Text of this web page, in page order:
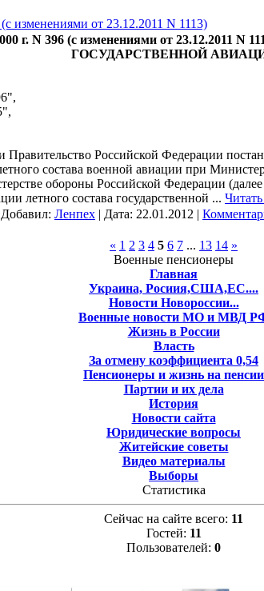
от 23.12.2011 N 1113)
г. N 396 (с изменениями от
ГОСУДАРСТВЕННОЙ
Российской Федерации
состава военной авиации при
обороны Российской Федерации
летного состава государственной ...
Ленпех | Дата: 22.01.2012 |
« 1 2 3 4 5 6 7 ... 13 14 »
Военные пенсионеры
Главная
Украина, Росиия,США,ЕС....
Новости Новороссии...
Военные новости МО и МВД
Жизнь в России
Власть
За отмену коэффициента 0,54
Пенсионеры и жизнь на пенсии
Партии и их дела
История
Новости сайта
Юридические вопросы
Житейские советы
Видео материалы
Выборы
Статистика
Сейчас на сайте всего: 11
Гостей: 11
Пользователей: 0